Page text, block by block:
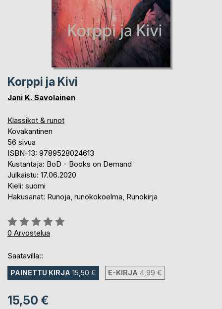
Korppi ja Kivi
Jani K. Savolainen
Klassikot & runot
Kovakantinen
56 sivua
ISBN-13: 9789528024613
Kustantaja: BoD - Books on Demand
Julkaistu: 17.06.2020
Kieli: suomi
Hakusanat: Runoja, runokokoelma, Runokirja
Arvostelu::
0%
0 Arvostelua
Saatavilla::
PAINETTU KIRJA 15,50 € E-KIRJA 4,99 €
15,50 €